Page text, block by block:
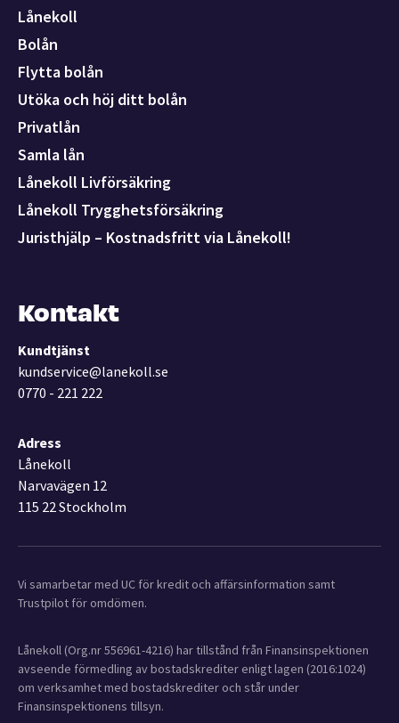
Lånekoll
Bolån
Flytta bolån
Utöka och höj ditt bolån
Privatlån
Samla lån
Lånekoll Livförsäkring
Lånekoll Trygghetsförsäkring
Juristhjälp – Kostnadsfritt via Lånekoll!
Kontakt
Kundtjänst
kundservice@lanekoll.se
0770 - 221 222
Adress
Lånekoll
Narvavägen 12
115 22 Stockholm
Vi samarbetar med UC för kredit och affärsinformation samt
Trustpilot för omdömen.
Lånekoll (Org.nr 556961-4216) har tillstånd från Finansinspektionen
avseende förmedling av bostadskrediter enligt lagen (2016:1024)
om verksamhet med bostadskrediter och står under
Finansinspektionens tillsyn.